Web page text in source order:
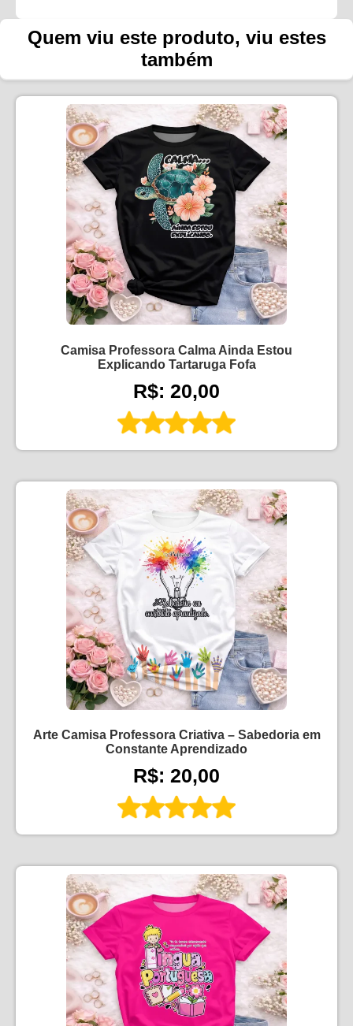
Quem viu este produto, viu estes
também
Camisa Professora Calma Ainda Estou
Explicando Tartaruga Fofa
R$: 20,00
Arte Camisa Professora Criativa – Sabedoria em
Constante Aprendizado
R$: 20,00